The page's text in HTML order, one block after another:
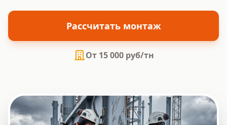
Рассчитать монтаж
От 15 000 руб/тн